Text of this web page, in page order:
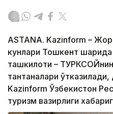
ASTANA. Kazinform –
кунлари Тошкент
ташкилоти –
тантаналари
Kazinform Ўзбекистон
туризм вазирлиги